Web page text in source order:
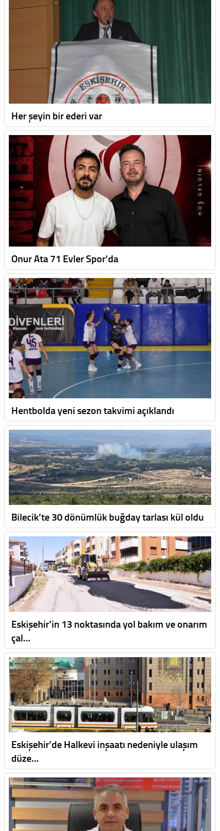
Her şeyin bir ederi var
Onur Ata 71 Evler Spor'da
Hentbolda yeni sezon takvimi açıklandı
Bilecik'te 30 dönümlük buğday tarlası kül oldu
Eskişehir'in 13 noktasında yol bakım ve onarım
çal…
Eskişehir'de Halkevi inşaatı nedeniyle ulaşım
düze…